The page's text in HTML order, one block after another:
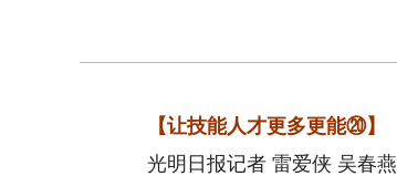
【让技能人才更多更能⑳】
光明日报记者 雷爱侠 吴春燕